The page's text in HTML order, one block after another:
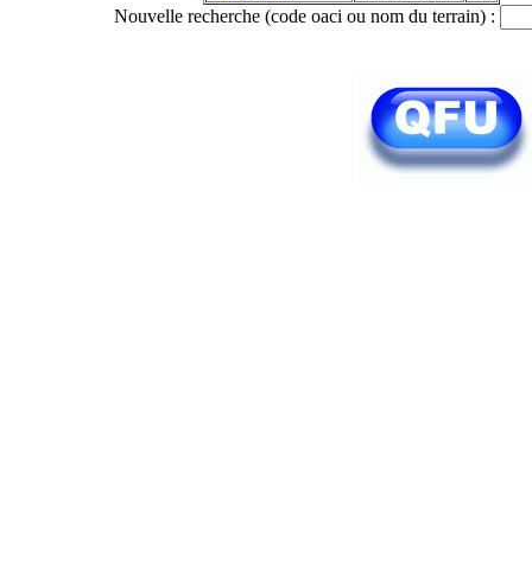
Nouvelle recherche (code oaci ou nom du terrain) :